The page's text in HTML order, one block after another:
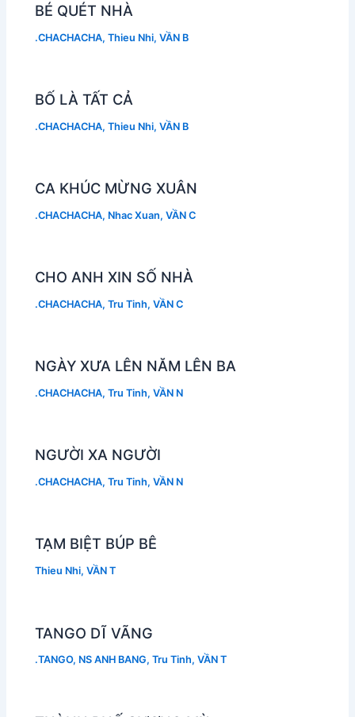
BÉ QUÉT NHÀ
.CHACHACHA,Thieu Nhi,VẦN B
BỐ LÀ TẤT CẢ
.CHACHACHA,Thieu Nhi,VẦN B
CA KHÚC MỪNG XUÂN
.CHACHACHA, Nhac Xuan,VẦN C
CHO ANH XIN SỐ NHÀ
.CHACHACHA,Tru Tinh,VẦN C
NGÀY XƯA LÊN NĂM LÊN BA
.CHACHACHA,Tru Tinh,VẦN N
NGƯỜI XA NGƯỜI
.CHACHACHA,Tru Tinh,VẦN N
TẠM BIỆT BÚP BÊ
Thieu Nhi,VẦN T
TANGO DĨ VÃNG
.TANGO, NS ANH BANG,Tru Tinh,VẦN T